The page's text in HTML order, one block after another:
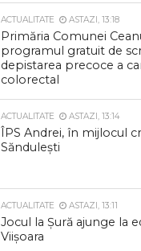
ACTUALITATE ASTAZI, 13:18
Primăria Comunei
programul gratuit de
depistarea precoce a
colorectal
ACTUALITATE ASTAZI, 13:14
ÎPS Andrei, în mijlocul
Săndulești
ACTUALITATE ASTAZI, 13:11
Jocul la Șură ajunge la
Viișoara